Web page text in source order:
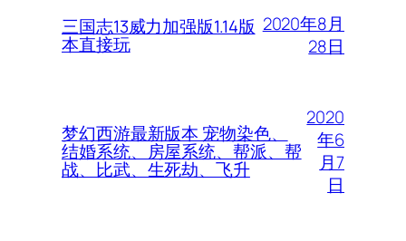
三国志13威力加强版1.14版
本直接玩
2020年8月
28日
梦幻西游最新版本 宠物染色、
结婚系统、房屋系统、帮派、帮
战、比武、生死劫、飞升
2020
年6
月7
日